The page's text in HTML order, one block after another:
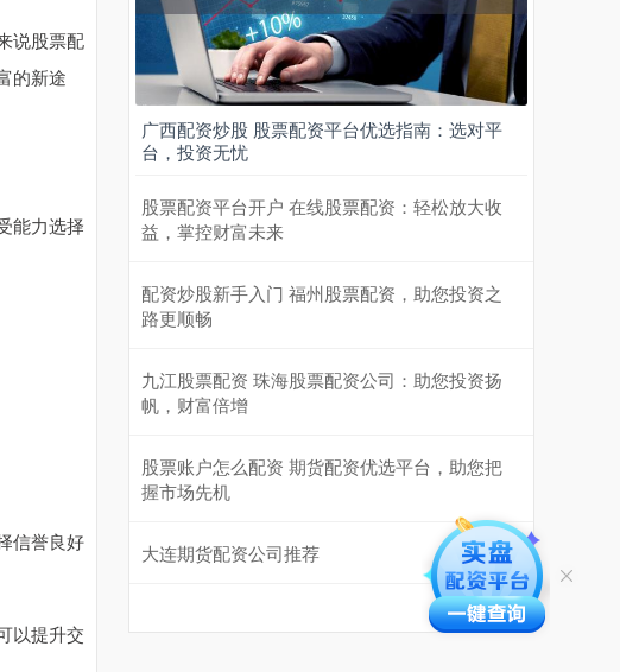
说股票配
的新途
能力选择
信誉良好
以提升交
广西配资炒股 股票配资平台优选指南：选对平
台，投资无忧
股票配资平台开户 在线股票配资：轻松放大收
益，掌控财富未来
配资炒股新手入门 福州股票配资，助您投资之
路更顺畅
九江股票配资 珠海股票配资公司：助您投资扬
帆，财富倍增
股票账户怎么配资 期货配资优选平台，助您把
握市场先机
大连期货配资公司推荐